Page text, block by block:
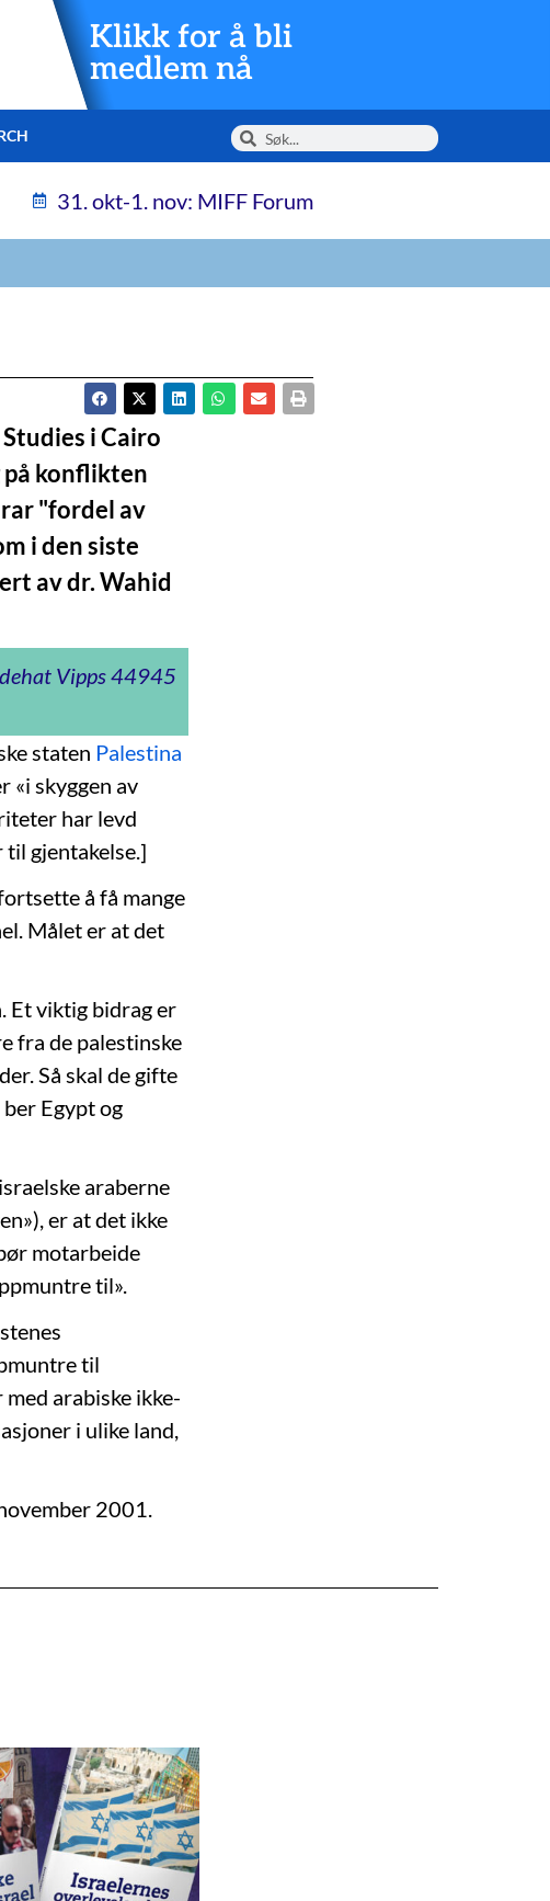
Klikk for å bli
medlem nå
31. okt-1. nov: MIFF Forum
i Cairo
konflikten
"fordel av
i den siste
av dr. Wahid
Vipps 44945
staten Palestina
«i skyggen av
har levd
gjentakelse.]
å få mange
Målet er at det
Et viktig bidrag er
fra de palestinske
Så skal de gifte
Egypt og
araberne
er at det ikke
motarbeide
til».
til
arabiske ikke-
i ulike land,
2001.